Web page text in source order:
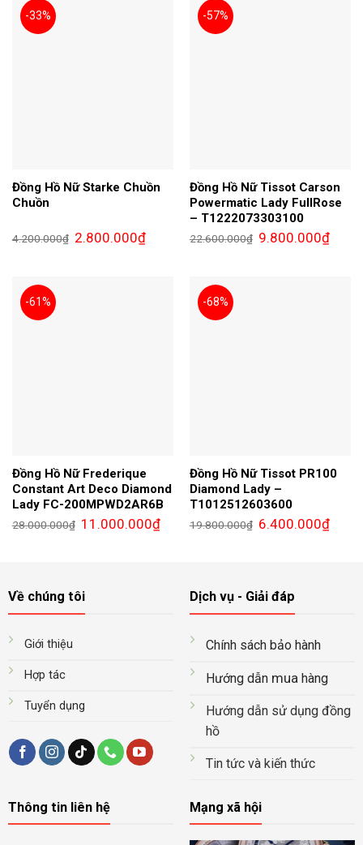
-33%
Đồng Hồ Nữ Starke Chuồn
Chuồn
4.200.000₫ Giá
gốc
2.800.000₫Giá
hiện
-57%
Đồng Hồ Nữ Tissot Carson
Powermatic Lady FullRose
– T1222073303100
22.600.000₫ Giá
gốc
9.800.000₫Giá
hiện
-61%
Đồng Hồ Nữ Frederique
Constant Art Deco Diamond
Lady FC-200MPWD2AR6B
28.000.000₫ Giá
gốc
11.000.000₫Giá
hiện
-68%
Đồng Hồ Nữ Tissot PR100
Diamond Lady –
T1012512603600
19.800.000₫ Giá
gốc
6.400.000₫Giá
hiện
Về chúng tôi
Giới thiệu
Hợp tác
Tuyển dụng
Dịch vụ - Giải đáp
Chính sách bảo hành
Hướng dẫn muahàng
Hướng dẫn sử dụng đồng
hồ
Tin tức và kiến thức
Thông tin liên hệ Mạng xã hội